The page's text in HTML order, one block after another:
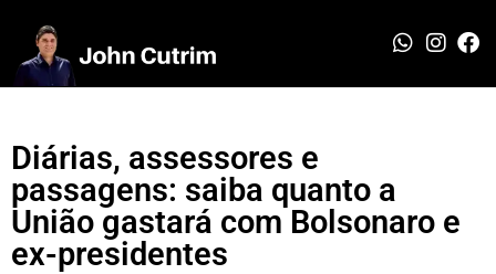
Diárias, assessores e
passagens: saiba quanto a
União gastará com Bolsonaro e
ex-presidentes